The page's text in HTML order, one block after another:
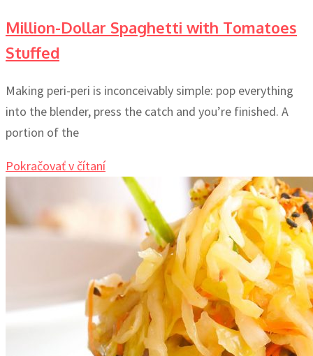
Million-Dollar Spaghetti with Tomatoes
Stuffed
Making peri-peri is inconceivably simple: pop everything
into the blender, press the catch and you’re finished. A
portion of the
Pokračovať v čítaní